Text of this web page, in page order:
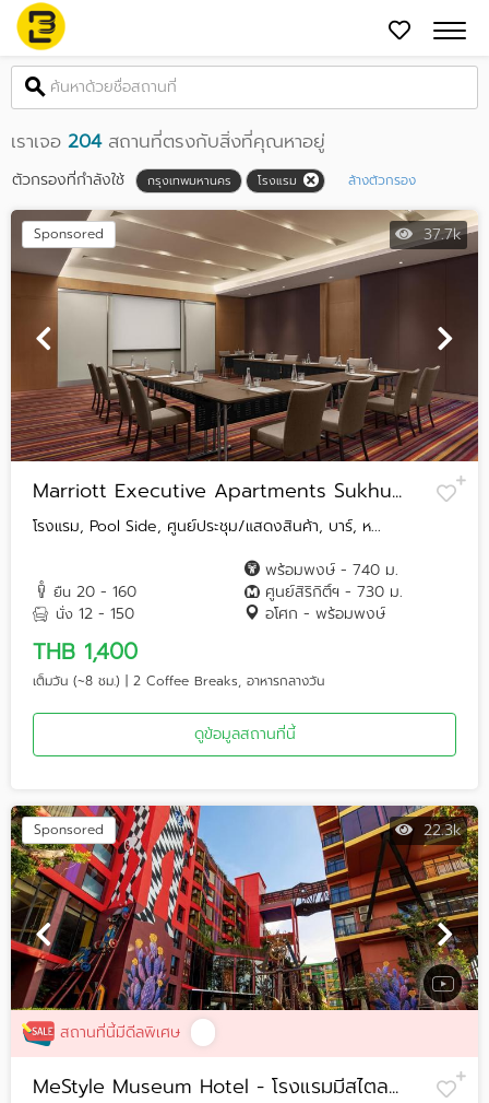
เราเจอ 204สถานที่ตรงกับสิ่งที่คุณหาอยู่
ตัวกรองที่กำลังใช้ กรุงเทพมหานคร โรงแรม ล้างตัวกรอง
37.7k
Sponsored
Marriott Executive Apartments Sukhu...
โรงแรม, Pool Side, ศูนย์ประชุม/แสดงสินค้า, บาร์, ห...
ยืน 20 - 160
นั่ง 12 - 150
พร้อมพงษ์ - 740 ม.
ศูนย์สิริกิติ์ฯ - 730 ม.
อโศก - พร้อมพงษ์
THB 1,400
เต็มวัน (~8 ชม.) | 2 Coffee Breaks, อาหารกลางวัน
ดูข้อมูลสถานที่นี้
22.3k
Sponsored
สถานที่นี้มีดีลพิเศษ
MeStyle Museum Hotel - โรงแรมมีสไตล...